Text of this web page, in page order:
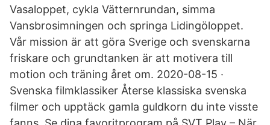
Vasaloppet, cykla Vätternrundan, simma
Vansbrosimningen och springa Lidingöloppet.
Vår mission är att göra Sverige och svenskarna
friskare och grundtanken är att motivera till
motion och träning året om. 2020-08-15 ·
Svenska filmklassiker Återse klassiska svenska
filmer och upptäck gamla guldkorn du inte visste